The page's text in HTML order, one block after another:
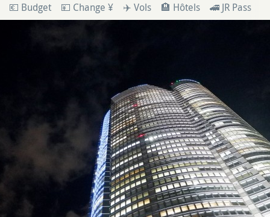
💶 Budget 💴 Change ¥ ✈️ Vols 🏨 Hôtels 🚄 JR Pass